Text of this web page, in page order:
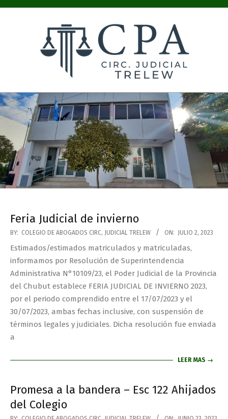
COLEGIO
PÚBLICO
DE
ABOGADOS
CIRC.
JUDICIAL
Feria Judicial de invierno
BY: COLEGIO DE ABOGADOS CIRC, JUDICIAL TRELEW ON: JULIO 2, 2023
Estimados/estimados matriculados y matriculadas,
informamos por Resolución de Superintendencia
Administrativa N°10109/23, el Poder Judicial de la Provincia
del Chubut establece FERIA JUDICIAL DE INVIERNO 2023,
por el periodo comprendido entre el 17/07/2023 y el
30/07/2023, ambas fechas inclusive, con suspensión de
términos legales y judiciales. Dicha resolución fue enviada
a
LEER MAS →
Promesa a la bandera – Esc 122 Ahijados
del Colegio